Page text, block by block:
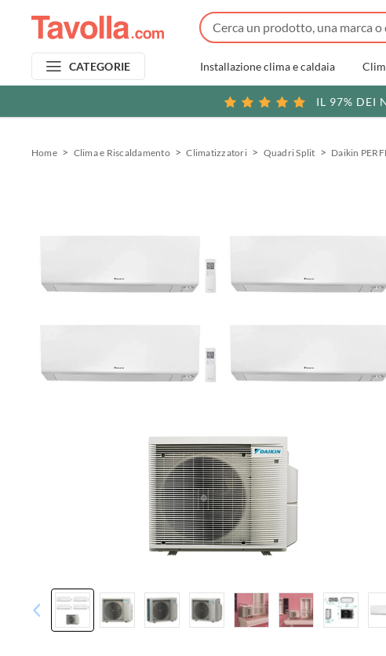
CATEGORIE Installazione clima e caldaia
IL 97% DEI
Home Clima e Riscaldamento Climatizzatori Quadri Split Daikin